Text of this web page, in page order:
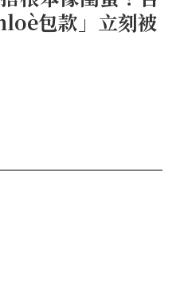
包款」立刻被